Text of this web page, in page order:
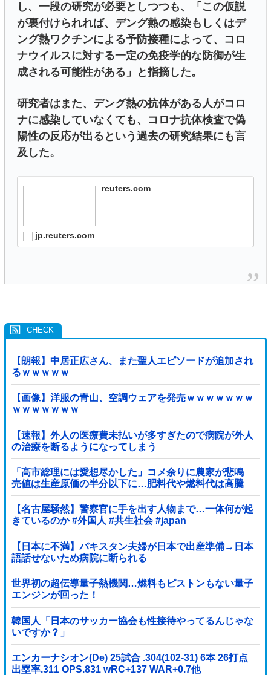
し、一段の研究が必要としつつも、「この仮説
が裏付けられれば、デング熱の感染もしくはデ
ング熱ワクチンによる予防接種によって、コロ
ナウイルスに対する一定の免疫学的な防御が生
成される可能性がある」と指摘した。
研究者はまた、デング熱の抗体がある人がコロ
ナに感染していなくても、コロナ抗体検査で偽
陽性の反応が出るという過去の研究結果にも言
及した。
reuters.com
jp.reuters.com
【朗報】中居正広さん、また聖人エピソードが追加され
るｗｗｗｗｗ
【画像】洋服の青山、空調ウェアを発売ｗｗｗｗｗｗｗ
ｗｗｗｗｗｗｗ
【速報】外人の医療費未払いが多すぎたので病院が外人
の治療を断るようになってしまう
「高市総理には愛想尽かした」コメ余りに農家が悲鳴
売値は生産原価の半分以下に…肥料代や燃料代は高騰
「今年でやめる」農家も
【名古屋騒然】警察官に手を出す人物まで…一体何が起
きているのか #外国人 #共生社会 #japan
【日本に不満】パキスタン夫婦が日本で出産準備→日本
語話せないため病院に断られる
世界初の超伝導量子熱機関…燃料もピストンもない量子
エンジンが回った！
韓国人「日本のサッカー協会も性接待やってるんじゃな
いですか？」
エンカーナシオン(De) 25試合 .304(102-31) 6本 26打点
出塁率.311 OPS.831 wRC+137 WAR+0.7他